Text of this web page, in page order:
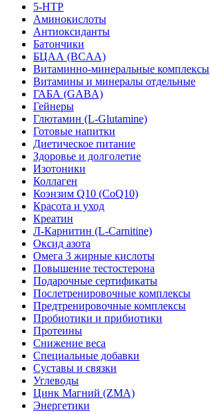
5-HTP
Аминокислоты
Антиоксиданты
Батончики
БЦАА (BCAA)
Витаминно-минеральные комплексы
Витамины и минералы отдельные
ГАБА (GABA)
Гейнеры
Глютамин (L-Glutamine)
Готовые напитки
Диетическое питание
Здоровье и долголетие
Изотоники
Коллаген
Коэнзим Q10 (CoQ10)
Красота и уход
Креатин
Л-Карнитин (L-Сarnitine)
Оксид азота
Омега 3 жирные кислоты
Повышение тестостерона
Подарочные сертификаты
Послетренировочные комплексы
Предтренировочные комплексы
Пробиотики и прибиотики
Протеины
Снижение веса
Специальные добавки
Суставы и связки
Углеводы
Цинк Магний (ZMA)
Энергетики